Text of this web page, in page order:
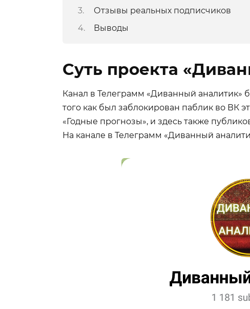
Отзывы реальных подписчиков
Выводы
Суть проекта
Канал в Телеграмм «Диванный аналитик»
того как был заблокирован паблик во ВК
«Годные прогнозы», и здесь также
На канале в Телеграмм «Диванный